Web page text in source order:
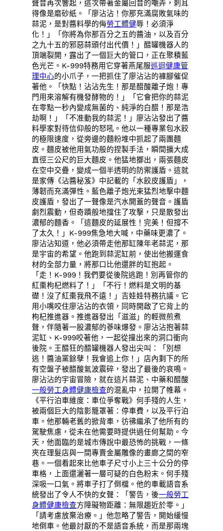
聲音再次響起，這次帶著金屬回音的嘲弄，刺耳
得像是磨砂紙。「廖沾沾！你那充滿腐敗氣味的
蒜泥，是對醬料學的侮勞工體健辱！必須淨
化！」「你將為你那百分之五的醬油，以及百分
之九十五的邪惡蒜頭付出代價！」醋罐機器人的
頂端裂開，露出了一個巨大的管口，正在聚積藍
色光芒。K-999特務用它穿著燕尾服巡迴健康管
理中心的小爪子，一把抓住了廖沾沾的褲腳催促
著他。「快點！沾沾先生！那是醋酸離子炮！專
門用來溶解有機發酵物的！」「它會把你的蒜泥
在零點一秒內變成無菌的、純淨的白醋！那是浩
劫啊！」「不准動我的蒜泥！」廖沾沾發出了醬
料學家對待信仰般的怒吼。他以一種專業包水餃
的極限速度，從旁邊的麵粉堆中抓起了兩團麵
皮。麵皮被他用氣功般的捏製手法，瞬間擴大成
直徑三公尺的巨大麵皮。他猛地擲出，兩張麵皮
在空中交疊，變成一個半透明的防禦護盾。這就
是家傳《沾醬秘笈》中記載的「水餃皮護盾」，
薄韌而充滿彈性。藍色離子炮光束猛烈地擊中麵
皮護盾，發出了一聲像是汽水開蓋的聲音。護盾
劇烈震動，但奇蹟般地擋住了攻擊，只是散發出
濃郁的麵香。「這麵皮的延展性！完美！但撐不
了太久！」K-999焦急地大喊，中藥味更濃了。
廖沾沾知道，他必須帶走他那缸陳年老蒜泥，那
是宇宙的希望。他跑到蒜泥缸前，使出他搬運食
材的全部力量，將那口比他還胖的缸抱起。
「走！K-999！我們要從後院逃跑！別再管你的
紅棗枸杞燃料了！」「不行！燃料是文明的基
礎！沒了紅棗我飛不遠！」吉娃娃特務抗議。它
用小嘴咬住廖沾沾的衣領，同時開啟了它背上的
枸杞推進器。推進器發出「滋滋」的輕微煎煮
聲，伴隨著一股濃郁的蔘味爆發。廖沾沾抱著蒜
泥缸、K-999咬著他，一起從撞出來的洞口衝向
後院。王醋狂的醋罐機器人發出尖叫：「別想
逃！醬油黨餘孽！我會追上你！」店內剩下的所
有空盤子被醋酸氣波震碎，發出了最後的哀鳴。
廖沾沾的宇宙冒險，就在這片蒜泥、中藥和醋酸
一般勞工身體健康檢查的混亂中，拉開了帷幕。
《平行泊車維度：車位爭奪戰》何手殘的人生，
被兩個巨大的陰影籠罩著：停車費，以及平行泊
車。他那輛老舊的掀背車，彷彿繼承了他所有的
駕駛焦慮，從未在他需要時提供過任何幫助。今
天，他面臨的是城市傳說中最恐怖的挑戰，一條
夾在理髮店與一間專賣金屬雕像的畫廊之間的窄
巷。一個看起來比他車子尺寸小上三十公分的停
車格，上面還灑著一層可疑的白色粉末。何手殘
深吸一口氣。將車子打了倒檔。他的車載語音系
統發出了令人不快的女聲：「警告，後一般勞工
身體健康檢查方障礙物距離：無限趨近於零。」
「請考慮放棄治療。」他忽略了警告，開始緩慢
地倒車。他最討厭的不是語音系統，而是那兩塊